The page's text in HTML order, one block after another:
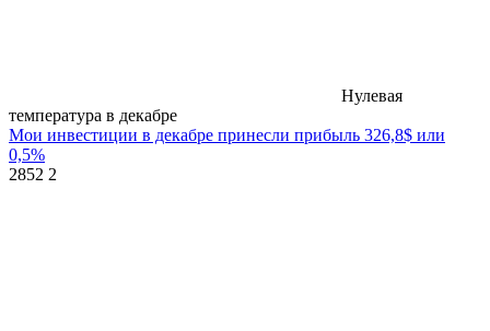
Нулевая
температура в декабре
Мои инвестиции в декабре принесли прибыль 326,8$ или
0,5%
2852 2